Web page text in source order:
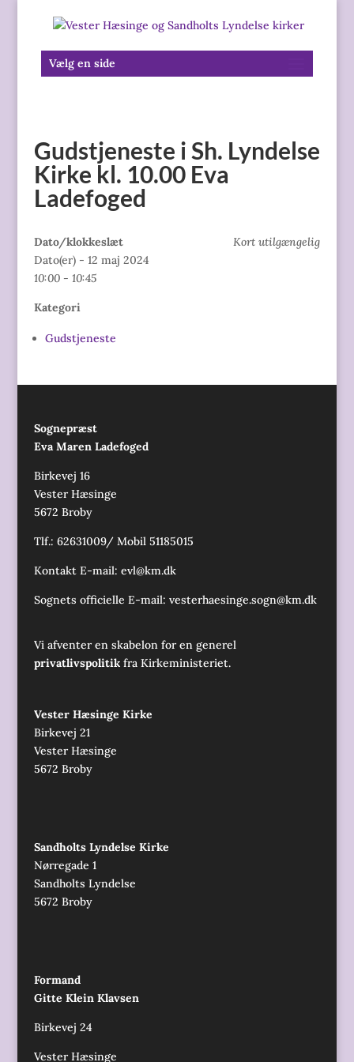
Vælg en side
Gudstjeneste i Sh. Lyndelse
Kirke kl. 10.00 Eva
Ladefoged
Kort utilgængelig
Dato/klokkeslæt
Dato(er) - 12 maj 2024
10:00 - 10:45
Kategori
Gudstjeneste
Sognepræst
Eva Maren Ladefoged
Birkevej 16
Vester Hæsinge
5672 Broby
Tlf.: 62631009/ Mobil 51185015
Kontakt E-mail: evl@km.dk
Sognets officielle E-mail: vesterhaesinge.sogn@km.dk
Vi afventer en skabelon for en generel
privatlivspolitikfra Kirkeministeriet.
Vester Hæsinge Kirke
Birkevej 21
Vester Hæsinge
5672 Broby
Sandholts Lyndelse Kirke
Nørregade 1
Sandholts Lyndelse
5672 Broby
Formand
Gitte Klein Klavsen
Birkevej 24
Vester Hæsinge